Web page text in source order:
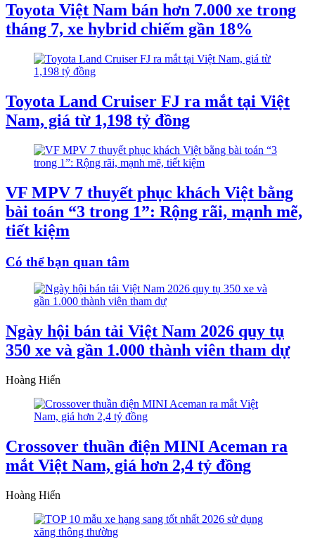
Toyota Việt Nam bán hơn 7.000 xe trong
tháng 7, xe hybrid chiếm gần 18%
Toyota Land Cruiser FJ ra mắt tại Việt
Nam, giá từ 1,198 tỷ đồng
VF MPV 7 thuyết phục khách Việt bằng
bài toán “3 trong 1”: Rộng rãi, mạnh mẽ,
tiết kiệm
Có thể bạn quan tâm
Ngày hội bán tải Việt Nam 2026 quy tụ
350 xe và gần 1.000 thành viên tham dự
Hoàng Hiển
Crossover thuần điện MINI Aceman ra
mắt Việt Nam, giá hơn 2,4 tỷ đồng
Hoàng Hiển